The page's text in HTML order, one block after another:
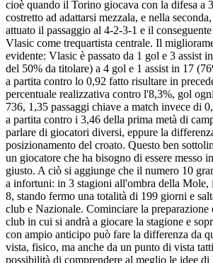
cioè quando il Torino giocava con la difesa a
costretto ad adattarsi mezzala, e nella
attuato il passaggio al 4-2-3-1 e il
Vlasic come trequartista centrale. Il
evidente: Vlasic è passato da 1 gol e 3 assist
del 50% da titolare) a 4 gol e 1 assist in 17
a partita contro lo 0,92 fatto risultare in
percentuale realizzativa contro l'8,3%, gol
736, 1,35 passaggi chiave a match invece di
a partita contro i 3,46 della prima metà di
parlare di giocatori diversi, eppure la
posizionamento del croato. Questo ben
un giocatore che ha bisogno di essere messo
giusto. A ciò si aggiunge che il numero 10
a infortuni: in 3 stagioni all'ombra della Mole,
8, stando fermo una totalità di 199 giorni e
club e Nazionale. Cominciare la preparazione
club in cui si andrà a giocare la stagione e
con ampio anticipo può fare la differenza da
vista, fisico, ma anche da un punto di vista
possibilità di comprendere al meglio le idee di